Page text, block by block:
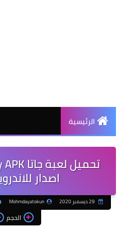
الرئيسية
اصدار
Mohmdayatokun
الحجم